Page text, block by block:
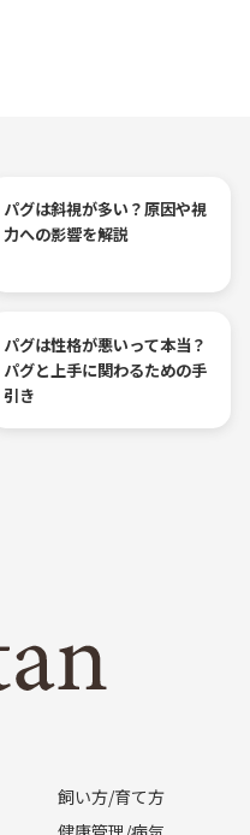
パグは斜視が多い？原因や視
力への影響を解説
パグは性格が悪いって本当？
パグと上手に関わるための手
引き
飼い方/育て方